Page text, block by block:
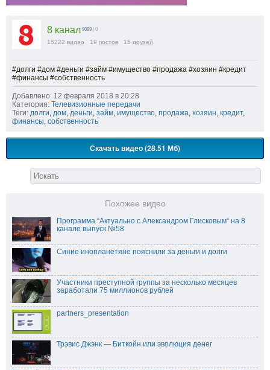
8 канал 9099 | 0
15222 видео 19 постов 15 друзей
#долги #дом #деньги #займ #имущество #продажа #хозяин #кредит
#финансы #собственность
Добавлено: 12 февраля 2018 в 20:28
Категория: Телевизионные передачи
Теги: долги, дом, деньги, займ, имущество, продажа, хозяин, кредит,
финансы, собственность
Скачать видео (28.51 Мб)
Похожее видео
Программа “Актуально с Александром Глисковым“ на 8
канале выпуск №58
Синие инопланетяне пояснили за деньги и долги
Участники преступной группы за несколько месяцев
заработали 75 миллионов рублей
partners_presentation
Трэвис Джэнк — Биткойн или эволюция денег